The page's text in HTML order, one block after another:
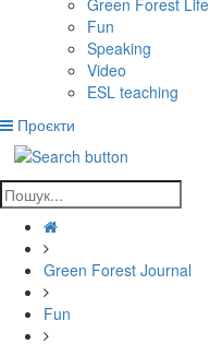
Fun
Speaking
Video
ESL teaching
Проєкти
Green Forest Journal
Fun